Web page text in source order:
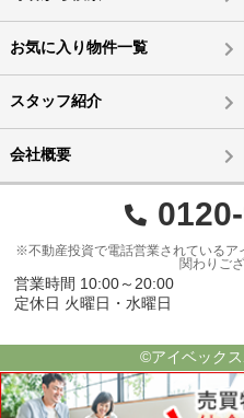
お気に入り物件一覧
スタッフ紹介
会社概要
※不動産投資で電話営業されているア
関わりご
営業時間 10:00～20:00
定休日 火曜日・水曜日
©アイベック